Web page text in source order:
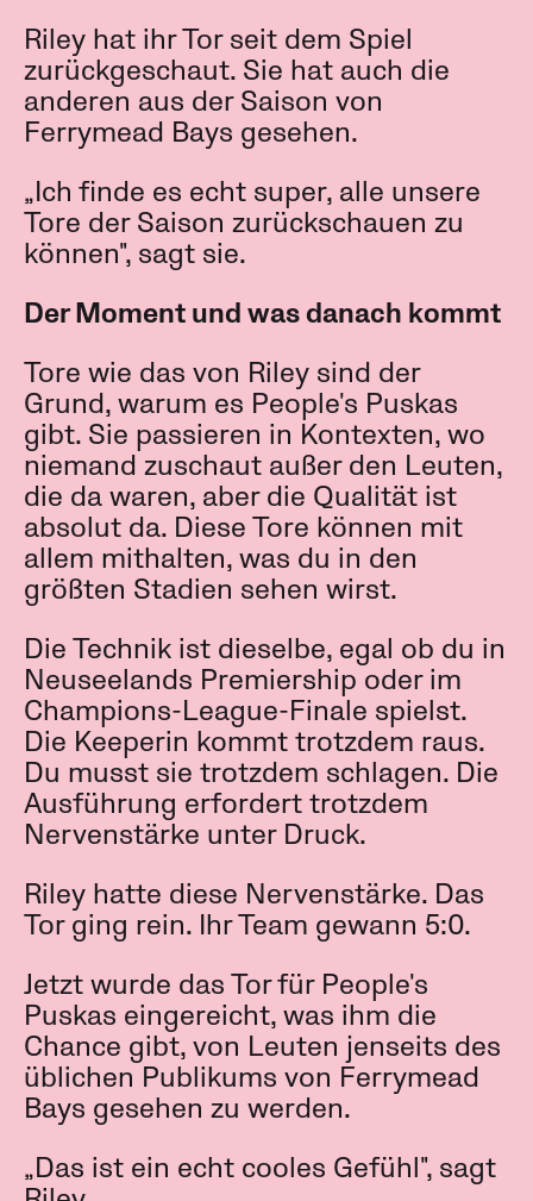
Riley hat ihr Tor seit dem Spiel
zurückgeschaut. Sie hat auch die
anderen aus der Saison von
Ferrymead Bays gesehen.
„Ich finde es echt super, alle unsere
Tore der Saison zurückschauen zu
können", sagt sie.
Der Moment und was danach kommt
Tore wie das von Riley sind der
Grund, warum es People's Puskas
gibt. Sie passieren in Kontexten, wo
niemand zuschaut außer den Leuten,
die da waren, aber die Qualität ist
absolut da. Diese Tore können mit
allem mithalten, was du in den
größten Stadien sehen wirst.
Die Technik ist dieselbe, egal ob du in
Neuseelands Premiership oder im
Champions-League-Finale spielst.
Die Keeperin kommt trotzdem raus.
Du musst sie trotzdem schlagen. Die
Ausführung erfordert trotzdem
Nervenstärke unter Druck.
Riley hatte diese Nervenstärke. Das
Tor ging rein. Ihr Team gewann 5:0.
Jetzt wurde das Tor für People's
Puskas eingereicht, was ihm die
Chance gibt, von Leuten jenseits des
üblichen Publikums von Ferrymead
Bays gesehen zu werden.
„Das ist ein echt cooles Gefühl", sagt